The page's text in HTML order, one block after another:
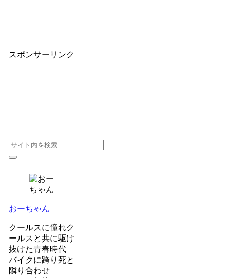
スポンサーリンク
おーちゃん
クールスに憧れク
ールスと共に駆け
抜けた青春時代
バイクに跨り死と
隣り合わせ